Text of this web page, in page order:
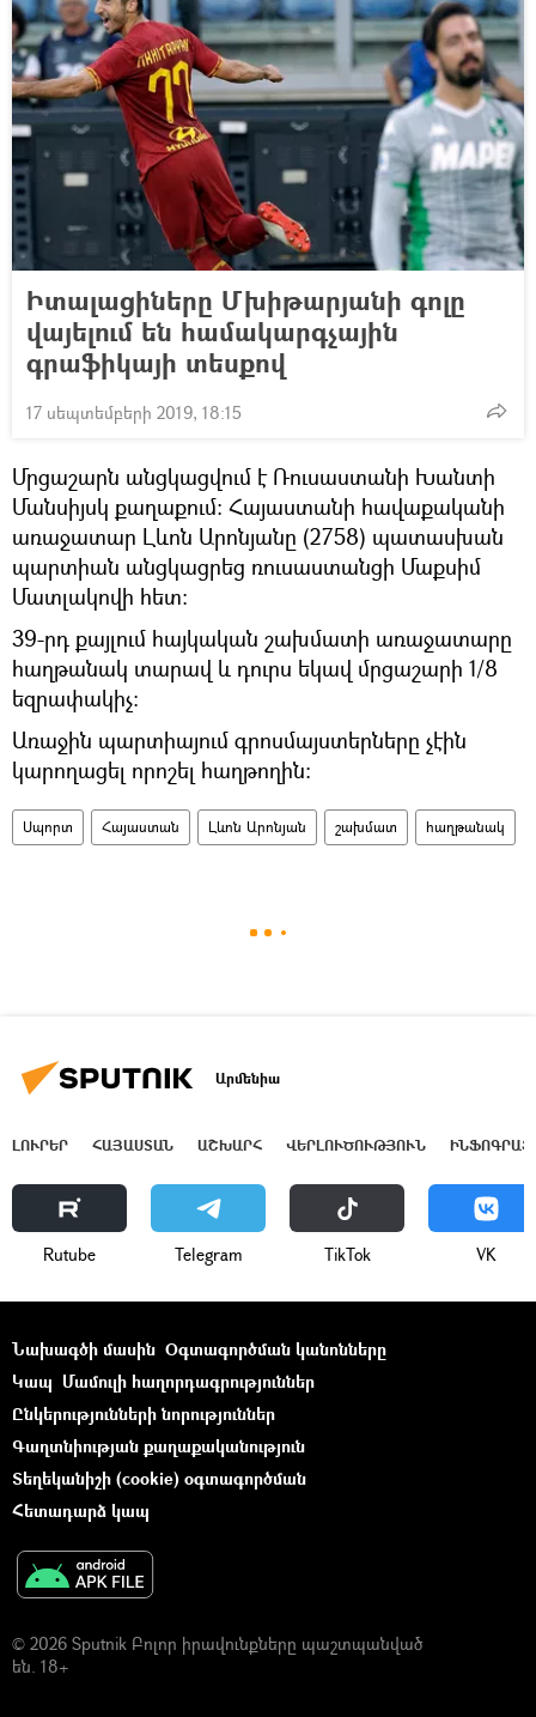
Իտալացիները Մխիթարյանի գոլը
վայելում են համակարգչային
գրաֆիկայի տեսքով
17 սեպտեմբերի 2019, 18:15
Մրցաշարն անցկացվում է Ռուսաստանի Խանտի
Մանսիյսկ քաղաքում։ Հայաստանի հավաքականի
առաջատար Լևոն Արոնյանը (2758) պատասխան
պարտիան անցկացրեց ռուսաստանցի Մաքսիմ
Մատլակովի հետ:
39-րդ քայլում հայկական շախմատի առաջատարը
հաղթանակ տարավ և դուրս եկավ մրցաշարի 1/8
եզրափակիչ:
Առաջին պարտիայում գրոսմայստերները չէին
կարողացել որոշել հաղթողին:
Սպորտ Հայաստան Լևոն Արոնյան շախմատ հաղթանակ
Արմենիա
ԼՈՒՐԵՐ ՀԱՅԱՍՏԱՆ ԱՇԽԱՐՀ ՎԵՐԼՈՒԾՈՒԹՅՈՒՆ
Rutube Telegram ТikТоk VK
Նախագծի մասին Օգտագործման կանոնները
Կապ Մամուլի հաղորդագրություններ
Ընկերությունների նորություններ
Գաղտնիության քաղաքականություն
Տեղեկանիշի (cookie) օգտագործման
Հետադարձ կապ
© 2026 Sputnik Բոլոր իրավունքները պաշտպանված
են. 18+